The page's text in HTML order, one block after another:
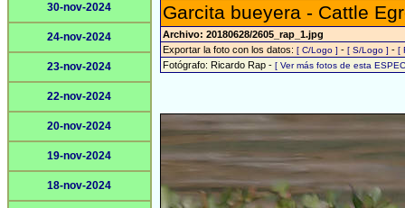
30-nov-2024
24-nov-2024
23-nov-2024
22-nov-2024
20-nov-2024
19-nov-2024
18-nov-2024
Garcita bueyera - Cattle
Archivo: 20180628/2605_rap_1.jpg
Exportar la foto con los datos: [ C/Logo ] - [ S/Logo ] - [
Fotógrafo: Ricardo Rap - [ Ver más fotos de esta